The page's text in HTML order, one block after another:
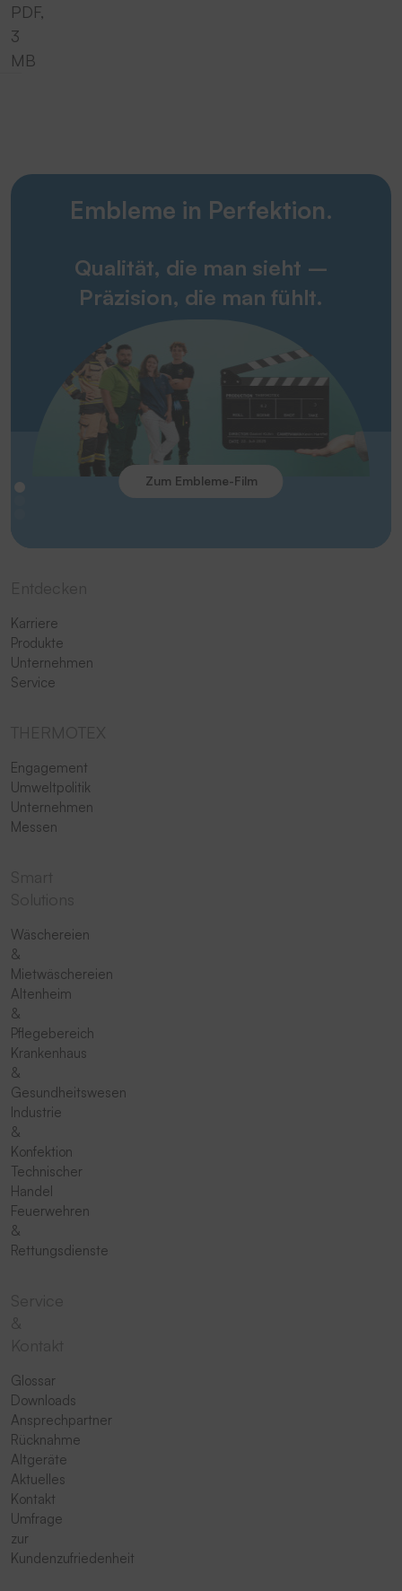
PDF,
3
MB
Embleme in Perfektion.
Qualität, die man sieht –
Präzision, die man fühlt.
Zum Embleme-Film
Karriere
Produkte
Unternehmen
Service
Engagement
Umweltpolitik
Unternehmen
Messen
Wäschereien
&
Mietwäschereien
Altenheim
&
Pflegebereich
Krankenhaus
&
Gesundheitswesen
Industrie
&
Konfektion
Technischer
Handel
Feuerwehren
&
Rettungsdienste
Glossar
Downloads
Ansprechpartner
Rücknahme
Altgeräte
Aktuelles
Kontakt
Umfrage
zur
Kundenzufriedenheit